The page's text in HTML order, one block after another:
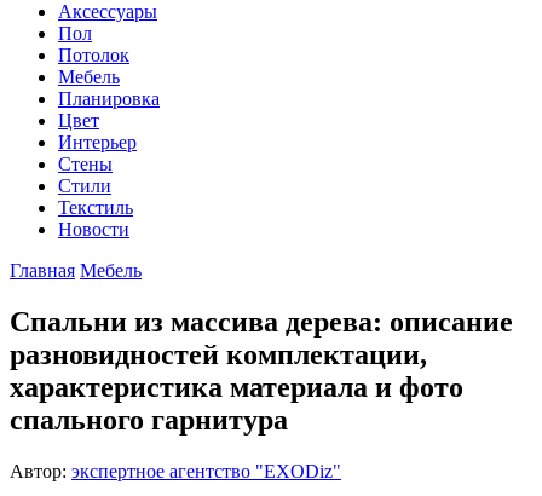
Аксессуары
Пол
Потолок
Мебель
Планировка
Цвет
Интерьер
Стены
Стили
Текстиль
Новости
Главная Мебель
Спальни из массива дерева: описание
разновидностей комплектации,
характеристика материала и фото
спального гарнитура
Автор: экспертное агентство "EXODiz"